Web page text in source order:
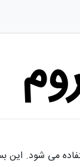
می شود. این